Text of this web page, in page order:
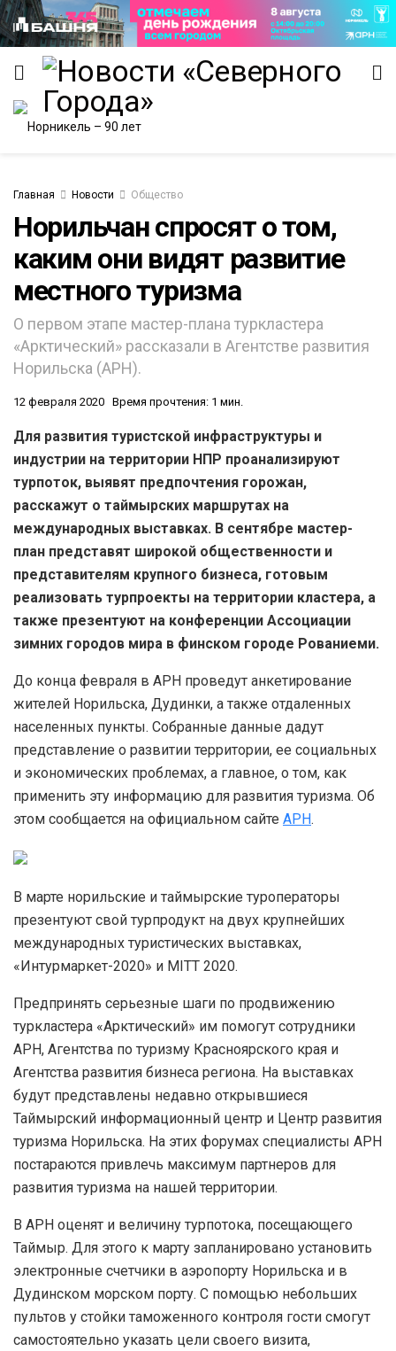
Главная Новости Общество
Норильчан спросят о том,
каким они видят развитие
местного туризма
О первом этапе мастер-плана туркластера
«Арктический» рассказали в Агентстве развития
Норильска (АРН).
12 февраля 2020 Время прочтения: 1 мин.
Для развития туристской инфраструктуры и
индустрии на территории НПР проанализируют
турпоток, выявят предпочтения горожан,
расскажут о таймырских маршрутах на
международных выставках. В сентябре мастер-
план представят широкой общественности и
представителям крупного бизнеса, готовым
реализовать турпроекты на территории кластера, а
также презентуют на конференции Ассоциации
зимних городов мира в финском городе Рованиеми.
До конца февраля в АРН проведут анкетирование
жителей Норильска, Дудинки, а также отдаленных
населенных пункты. Собранные данные дадут
представление о развитии территории, ее социальных
и экономических проблемах, а главное, о том, как
применить эту информацию для развития туризма. Об
этом сообщается на официальном сайте АРН.
В марте норильские и таймырские туроператоры
презентуют свой турпродукт на двух крупнейших
международных туристических выставках,
«Интурмаркет-2020» и MITT 2020.
Предпринять серьезные шаги по продвижению
туркластера «Арктический» им помогут сотрудники
АРН, Агентства по туризму Красноярского края и
Агентства развития бизнеса региона. На выставках
будут представлены недавно открывшиеся
Таймырский информационный центр и Центр развития
туризма Норильска. На этих форумах специалисты АРН
постараются привлечь максимум партнеров для
развития туризма на нашей территории.
В АРН оценят и величину турпотока, посещающего
Таймыр. Для этого к марту запланировано установить
электронные счетчики в аэропорту Норильска и в
Дудинском морском порту. С помощью небольших
пультов у стойки таможенного контроля гости смогут
самостоятельно указать цели своего визита,